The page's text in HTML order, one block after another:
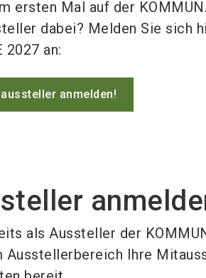
ersten Mal auf der
dabei? Melden Sie sich
2027 an:
anmelden!
als Aussteller der
Ausstellerbereich Ihre